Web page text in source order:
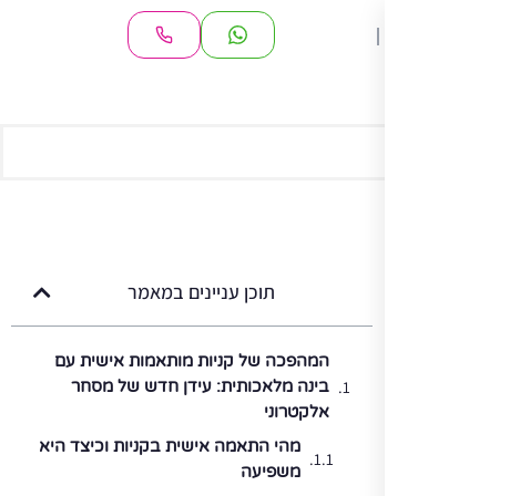
תוכן עניינים במאמר
המהפכה של קניות מותאמות אישית עם
בינה מלאכותית: עידן חדש של מסחר
אלקטרוני
מהי התאמה אישית בקניות וכיצד היא
משפיעה